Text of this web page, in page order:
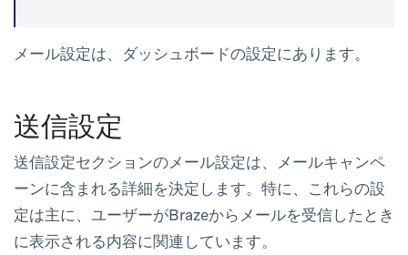
メール設定は、ダッシュボードの設定にあります。
送信設定
送信設定セクションのメール設定は、メールキャンペ
ーンに含まれる詳細を決定します。特に、これらの設
定は主に、ユーザーがBrazeからメールを受信したとき
に表示される内容に関連しています。